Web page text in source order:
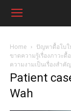
Home
ปัญหาดื้อโบใ
ขาดความรู้เรื่องภาวะ
ความงามเป็นเรื่องสำคัญ
Patient
Wah